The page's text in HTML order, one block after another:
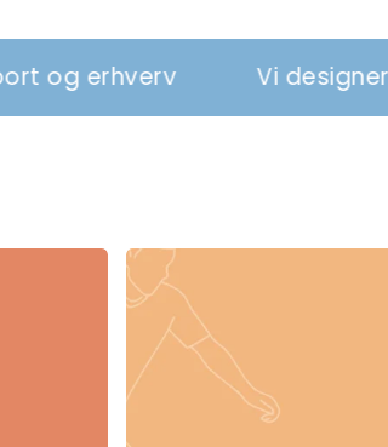
Vi designer tøj og